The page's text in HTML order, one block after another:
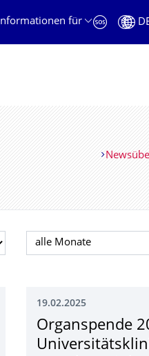
Informationen für
Monat auswählen
19.02.2025
Organspende